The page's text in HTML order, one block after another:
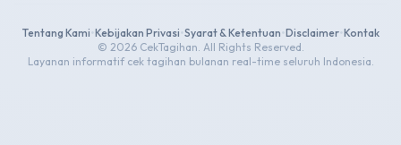
Tentang Kami •Kebijakan Privasi •Syarat & Ketentuan •Disclaimer•Kontak
© 2026 CekTagihan. All Rights Reserved.
Layanan informatif cek tagihan bulanan real-time seluruh Indonesia.